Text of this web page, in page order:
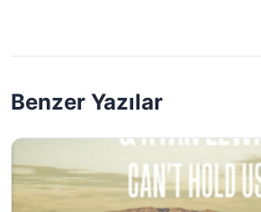
Benzer Yazılar